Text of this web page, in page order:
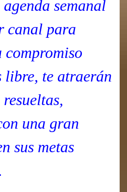
semanal
canal para
compromiso
libre, te atraerán
una gran
sus metas